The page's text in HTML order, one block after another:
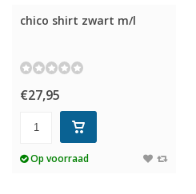
chico shirt zwart m/l
€27,95
Op voorraad